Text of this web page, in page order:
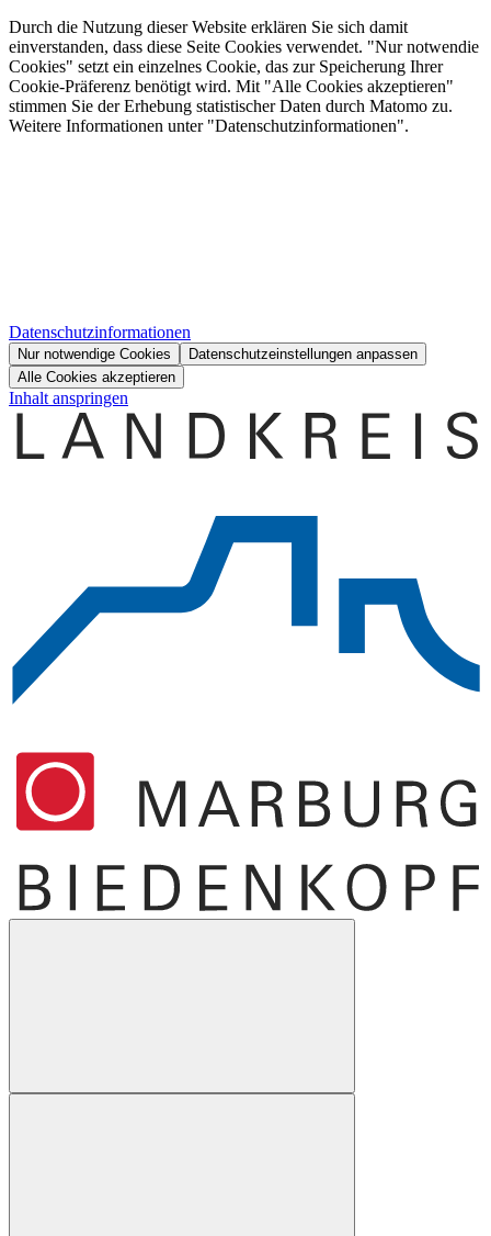
Durch die Nutzung dieser Website erklären Sie sich damit
einverstanden, dass diese Seite Cookies verwendet. "Nur notwendie
Cookies" setzt ein einzelnes Cookie, das zur Speicherung Ihrer
Cookie-Präferenz benötigt wird. Mit "Alle Cookies akzeptieren"
stimmen Sie der Erhebung statistischer Daten durch Matomo zu.
Weitere Informationen unter "Datenschutzinformationen".
Datenschutzinformationen
Nur notwendige Cookies
Datenschutzeinstellungen anpassen
Alle Cookies akzeptieren
Inhalt anspringen